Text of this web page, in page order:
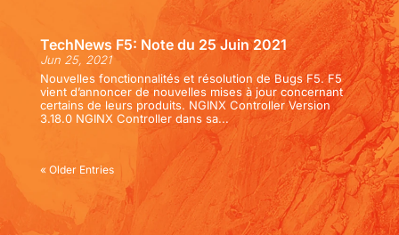
TechNews F5: Note du 25 Juin 2021
Jun 25, 2021
Nouvelles fonctionnalités et résolution de Bugs F5. F5
vient d’annoncer de nouvelles mises à jour concernant
certains de leurs produits. NGINX Controller Version
3.18.0 NGINX Controller dans sa...
« Older Entries